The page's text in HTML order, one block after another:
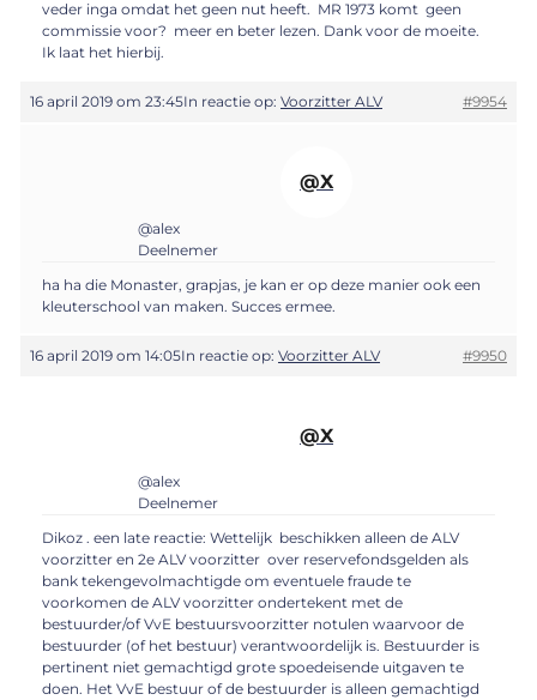
veder inga omdat het geen nut heeft. MR 1973 komt geen
commissie voor? meer en beter lezen. Dank voor de moeite.
Ik laat het hierbij.
16 april 2019 om 23:45In reactie op: Voorzitter ALV #9954
@X
@alex
Deelnemer
ha ha die Monaster, grapjas, je kan er op deze manier ook een
kleuterschool van maken. Succes ermee.
16 april 2019 om 14:05In reactie op: Voorzitter ALV #9950
@X
@alex
Deelnemer
Dikoz . een late reactie: Wettelijk beschikken alleen de ALV
voorzitter en 2e ALV voorzitter over reservefondsgelden als
bank tekengevolmachtigde om eventuele fraude te
voorkomen de ALV voorzitter ondertekent met de
bestuurder/of VvE bestuursvoorzitter notulen waarvoor de
bestuurder (of het bestuur) verantwoordelijk is. Bestuurder is
pertinent niet gemachtigd grote spoedeisende uitgaven te
doen. Het VvE bestuur of de bestuurder is alleen gemachtigd